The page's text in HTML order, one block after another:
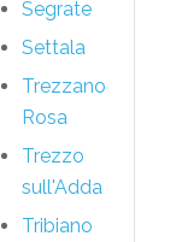
Segrate
Settala
Trezzano
Rosa
Trezzo
sull'Adda
Tribiano